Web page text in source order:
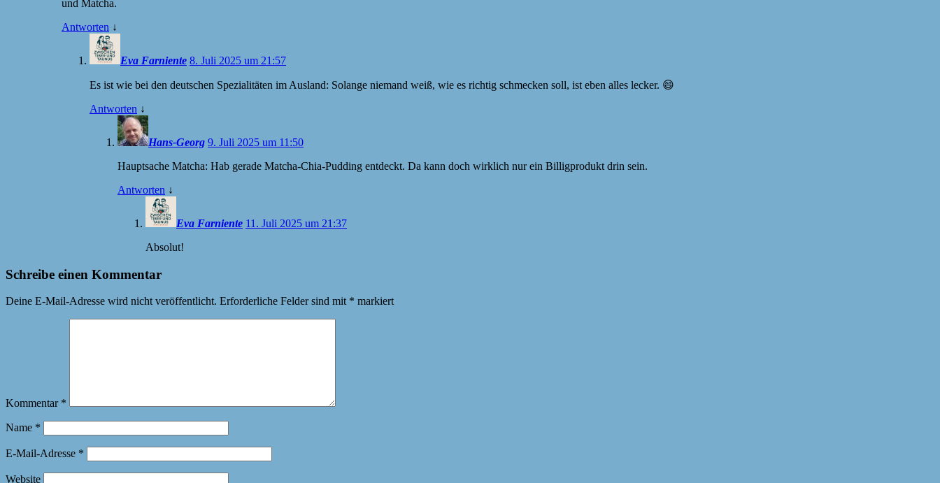
und Matcha.
Antworten ↓
Eva Farniente 8. Juli 2025 um 21:57
Es ist wie bei den deutschen Spezialitäten im Ausland: Solange niemand weiß, wie es richtig schmecken soll, ist eben alles lecker. 😄
Antworten ↓
Hans-Georg 9. Juli 2025 um 11:50
Hauptsache Matcha: Hab gerade Matcha-Chia-Pudding entdeckt. Da kann doch wirklich nur ein Billigprodukt drin sein.
Antworten ↓
Eva Farniente 11. Juli 2025 um 21:37
Absolut!
Schreibe einen Kommentar
Deine E-Mail-Adresse wird nicht veröffentlicht. Erforderliche Felder sind mit * markiert
Kommentar *
Name *
E-Mail-Adresse *
Website